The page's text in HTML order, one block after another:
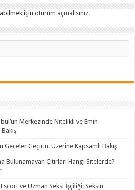
içinoturum açmalısınız.
Merkezinde Nitelikli ve Emin
Geceler Geçirin. Üzerine Kapsamlı Bakış
Bulunamayan Çıtırları Hangi Sitelerde?
ve Uzman Seksi İşçiliği: Seksin